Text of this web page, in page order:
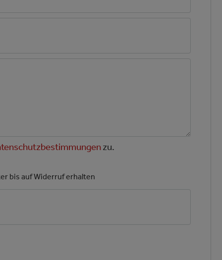
zu.
bis auf Widerruf erhalten